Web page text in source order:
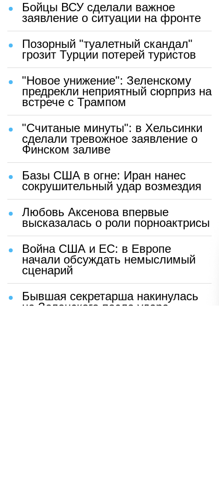
Бойцы ВСУ сделали важное
заявление о ситуации на фронте
Позорный "туалетный скандал"
грозит Турции потерей туристов
"Новое унижение": Зеленскому
предрекли неприятный сюрприз на
встрече с Трампом
"Считаные минуты": в Хельсинки
сделали тревожное заявление о
Финском заливе
Базы США в огне: Иран нанес
сокрушительный удар возмездия
Любовь Аксенова впервые
высказалась о роли порноактрисы
Война США и ЕС: в Европе
начали обсуждать немыслимый
сценарий
Бывшая секретарша накинулась
на Зеленского после удара